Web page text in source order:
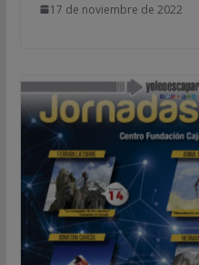
17 de noviembre de 2022